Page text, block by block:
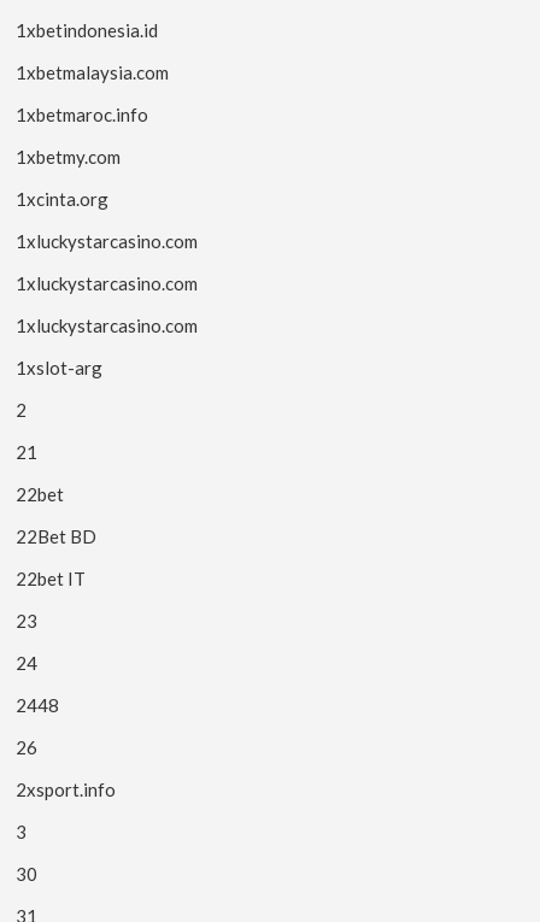
1xbetindonesia.id
1xbetmalaysia.com
1xbetmaroc.info
1xbetmy.com
1xcinta.org
1xluckystarcasino.com
1xluckystarcasino.com
1xluckystarcasino.com
1xslot-arg
2
21
22bet
22Bet BD
22bet IT
23
24
2448
26
2xsport.info
3
30
31